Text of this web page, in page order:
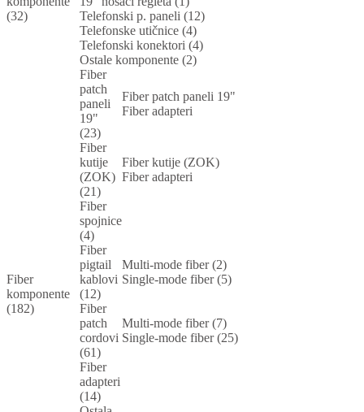
(32)
Telefonski p. paneli (12)
Telefonske utičnice (4)
Telefonski konektori (4)
Ostale komponente (2)
Fiber
komponente
(182)
Fiber
patch
paneli
19"
(23)
Fiber patch paneli 19"
Fiber adapteri
Fiber
kutije
(ZOK)
(21)
Fiber kutije (ZOK)
Fiber adapteri
Fiber
spojnice
(4)
Fiber
pigtail
kablovi
(12)
Multi-mode fiber (2)
Single-mode fiber (5)
Fiber
patch
cordovi
(61)
Multi-mode fiber (7)
Single-mode fiber (25)
Fiber
adapteri
(14)